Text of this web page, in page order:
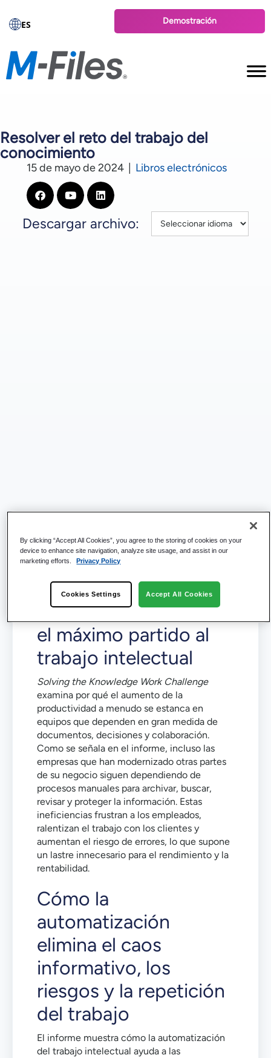
ES Demostración
Resolver el reto del trabajo del
conocimiento
15 de mayo de 2024 Libros electrónicos
Descargar archivo:
Por qué las
organizaciones tienen
dificultades para sacar
el máximo partido al
trabajo intelectual
Solving the Knowledge Work Challenge
examina por qué el aumento de la
productividad a menudo se estanca en
equipos que dependen en gran medida de
documentos, decisiones y colaboración.
Como se señala en el informe, incluso las
empresas que han modernizado otras partes
de su negocio siguen dependiendo de
procesos manuales para archivar, buscar,
revisar y proteger la información. Estas
ineficiencias frustran a los empleados,
ralentizan el trabajo con los clientes y
aumentan el riesgo de errores, lo que supone
un lastre innecesario para el rendimiento y la
rentabilidad.
Cómo la
automatización
elimina el caos
informativo, los
riesgos y la repetición
del trabajo
El informe muestra cómo la automatización
del trabajo intelectual ayuda a las
By clicking “Accept All Cookies”, you agree to the storing of cookies on your
device to enhance site navigation, analyze site usage, and assist in our
marketing efforts.
Privacy Policy
Cookies Settings Accept All Cookies